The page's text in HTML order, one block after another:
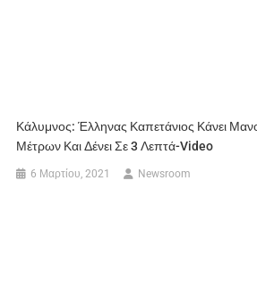
Κάλυμνος: Έλληνας Καπετάνιος Κάνει
Μέτρων Και Δένει Σε 3 Λεπτά-Video
6 Μαρτίου, 2021 Newsroom